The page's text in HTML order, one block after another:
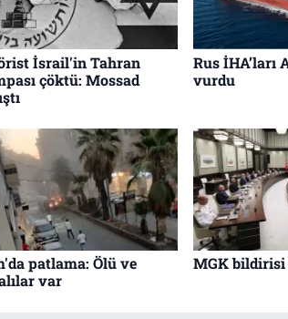
İsrail'in Tahran
çöktü: Mossad
Rus İHA’ları
vurdu
patlama: Ölü ve
var
MGK bildirisi